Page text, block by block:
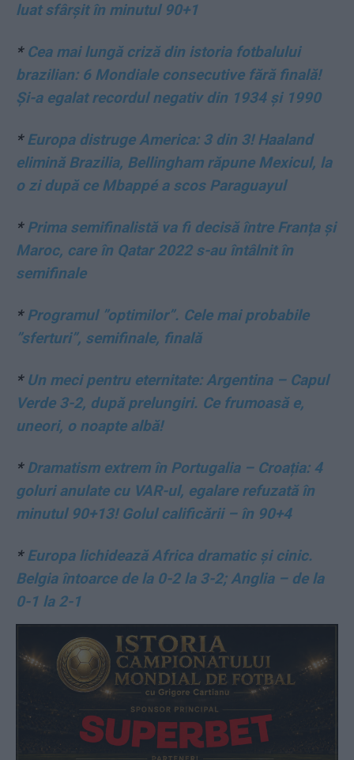
luat sfârșit în minutul 90+1
* Cea mai lungă criză din istoria fotbalului
brazilian: 6 Mondiale consecutive fără finală!
Și-a egalat recordul negativ din 1934 și 1990
*Europa distruge America: 3 din 3! Haaland
elimină Brazilia, Bellingham răpune Mexicul, la
o zi după ce Mbappé a scos Paraguayul
*Prima semifinalistă va fi decisă între Franța și
Maroc, care în Qatar 2022 s-au întâlnit în
semifinale
*Programul ”optimilor”. Cele mai probabile
”sferturi”, semifinale, finală
* Un meci pentru eternitate: Argentina – Capul
Verde 3-2, după prelungiri. Ce frumoasă e,
uneori, o noapte albă!
*Dramatism extrem în Portugalia – Croația: 4
goluri anulate cu VAR-ul, egalare refuzată în
minutul 90+13! Golul calificării – în 90+4
*Europa lichidează Africa dramatic și cinic.
Belgia întoarce de la 0-2 la 3-2; Anglia – de la
0-1 la 2-1